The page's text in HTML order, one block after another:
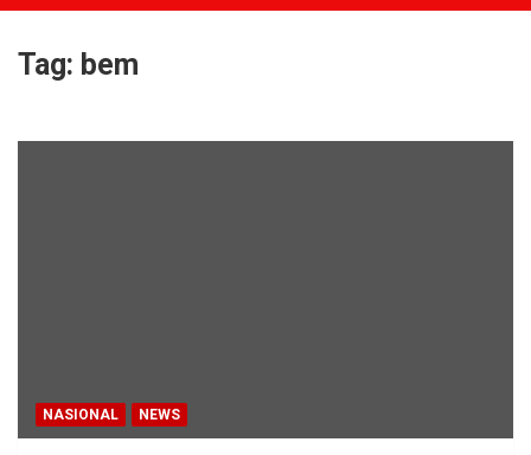
Tag: bem
NASIONAL NEWS